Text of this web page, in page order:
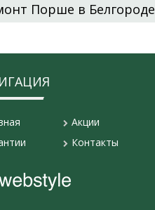
Порше в Белгороде
Акции
Контакты